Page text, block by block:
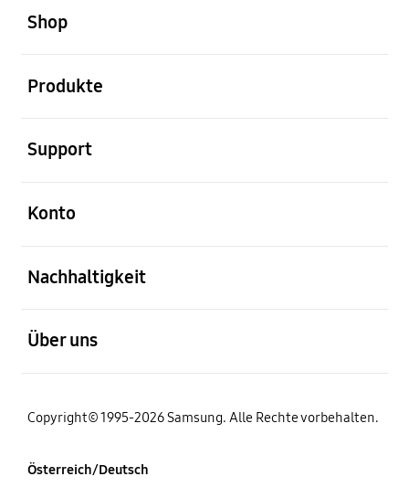
Shop
Produkte
Support
Konto
Nachhaltigkeit
Über uns
Copyright© 1995-2026 Samsung. Alle Rechte vorbehalten.
Österreich/Deutsch